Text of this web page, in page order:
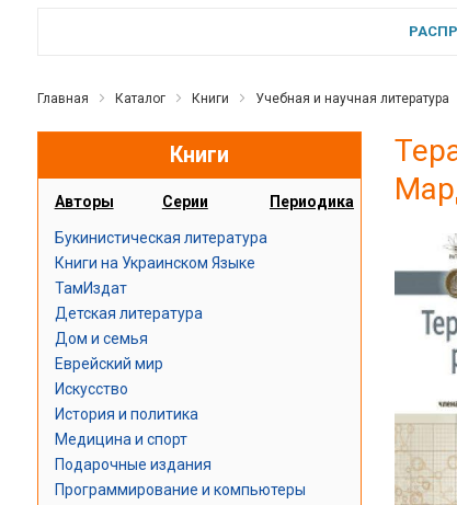
Главная Каталог Книги Учебная и научная литература
Книги
Авторы Серии Периодика
Букинистическая литература
Книги на Украинском Языке
ТамИздат
Детская литература
Дом и семья
Еврейский мир
Искусство
История и политика
Медицина и спорт
Подарочные издания
Программирование и компьютеры